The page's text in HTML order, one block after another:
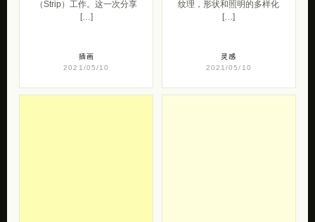
（Strip）工作。这一次分享
[…]
插画
2021/05/10
纹理，形状和照明的多样化
[…]
灵感
2021/05/10